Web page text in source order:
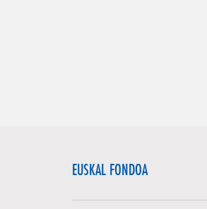
EUSKAL FONDOA